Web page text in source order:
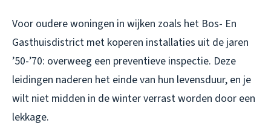
Voor oudere woningen in wijken zoals het Bos- En
Gasthuisdistrict met koperen installaties uit de jaren
’50-’70: overweeg een preventieve inspectie. Deze
leidingen naderen het einde van hun levensduur, en je
wilt niet midden in de winter verrast worden door een
lekkage.